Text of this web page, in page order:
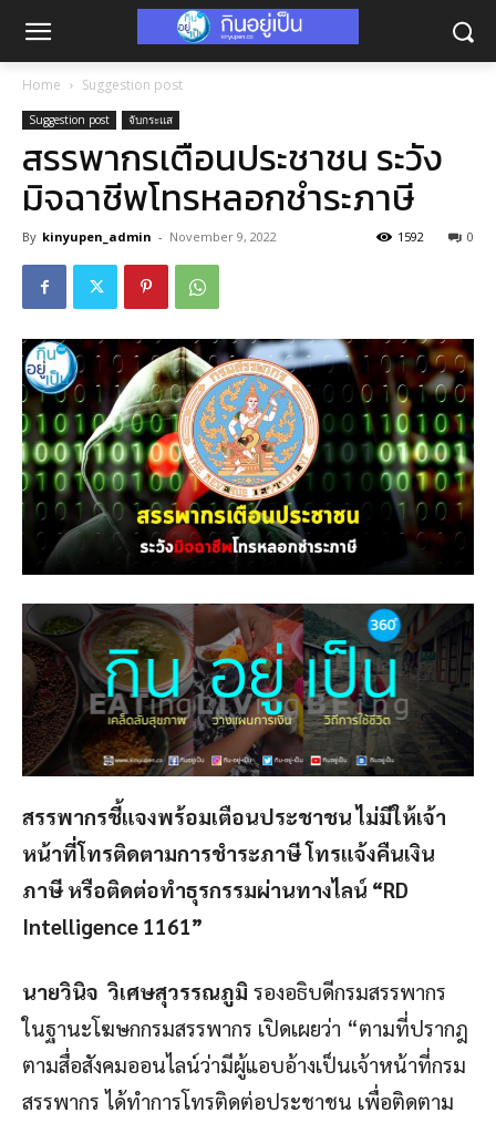
Home Suggestion post
Suggestion post จับกระแส
สรรพากรเตือนประชาชน ระวัง
มิจฉาชีพโทรหลอกชำระภาษี
By kinyupen_admin - November 9, 2022 0
1592
สรรพากรชี้แจงพร้อมเตือนประชาชน ไม่มีให้เจ้า
หน้าที่โทรติดตามการชำระภาษี โทรแจ้งคืนเงิน
ภาษี หรือติดต่อทำธุรกรรมผ่านทางไลน์ “RD
Intelligence 1161”
นายวินิจ วิเศษสุวรรณภูมิ รองอธิบดีกรมสรรพากร
ในฐานะโฆษกกรมสรรพากร เปิดเผยว่า “ตามที่ปรากฎ
ตามสื่อสังคมออนไลน์ว่ามีผู้แอบอ้างเป็นเจ้าหน้าที่กรม
สรรพากร ได้ทำการโทรติดต่อประชาชน เพื่อติดตาม